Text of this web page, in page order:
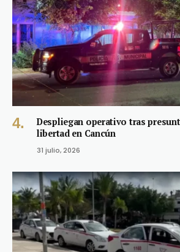
Despliegan operativo tras
libertad en Cancún
31 julio, 2026